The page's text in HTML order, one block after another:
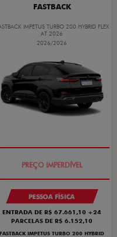
FASTBACK
IMPETUS TURBO 200 HYBRID FLEX
AT 2026
2026/2026
PESSOA FÍSICA
ENTRADA DE R$ 67.661,10 +24
PARCELAS DE R$ 6.152,10
FASTBACK IMPETUS TURBO 200 HYBRID